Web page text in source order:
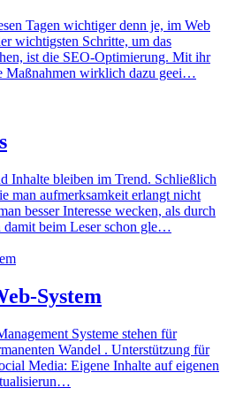
Tagen wichtiger denn je, im Web
wichtigsten Schritte, um das
ist die SEO-Optimierung. Mit ihr
Maßnahmen wirklich dazu geei…
Inhalte bleiben im Trend. Schließlich
man aufmerksamkeit erlangt nicht
besser Interesse wecken, als durch
damit beim Leser schon gle…
System
Systeme stehen für
Wandel . Unterstützung für
Media: Eigene Inhalte auf eigenen